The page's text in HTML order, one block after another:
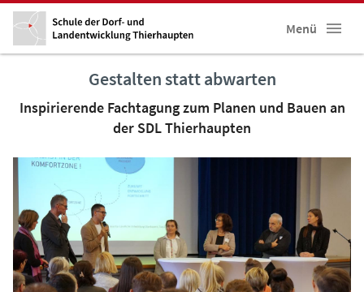
Menü
Gestalten statt abwarten
Inspirierende Fachtagung zum Planen und Bauen an
der SDL Thierhaupten